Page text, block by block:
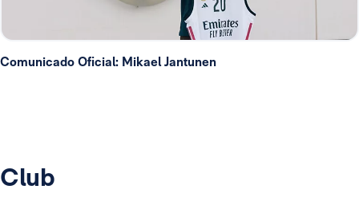
Comunicado Oficial: Mikael Jantunen
Club